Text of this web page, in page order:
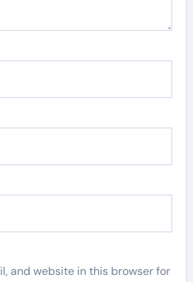
and website in this browser for